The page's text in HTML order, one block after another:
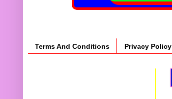
Terms And Conditions Privacy Policy